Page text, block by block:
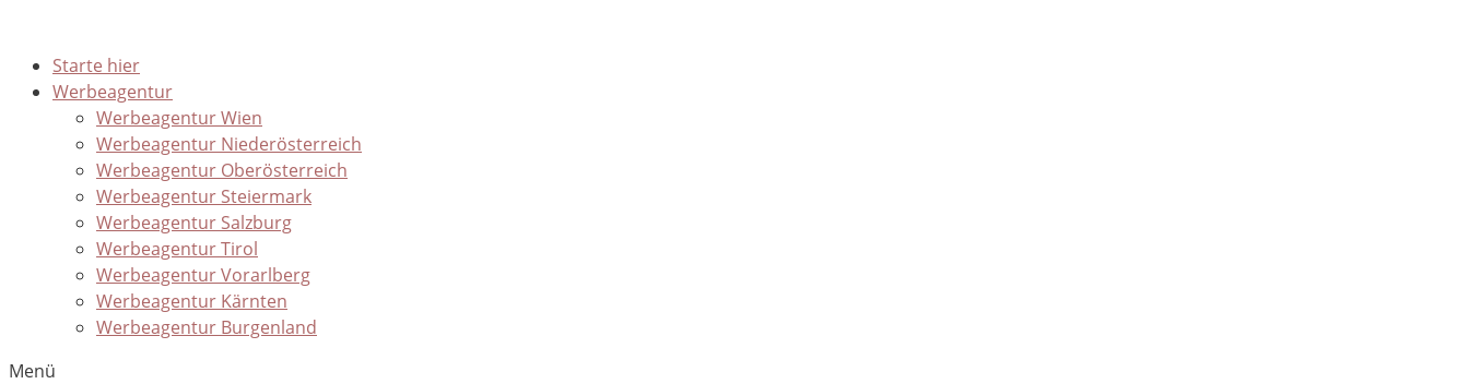
Starte hier
Werbeagentur
Werbeagentur Wien
Werbeagentur Niederösterreich
Werbeagentur Oberösterreich
Werbeagentur Steiermark
Werbeagentur Salzburg
Werbeagentur Tirol
Werbeagentur Vorarlberg
Werbeagentur Kärnten
Werbeagentur Burgenland
Menü